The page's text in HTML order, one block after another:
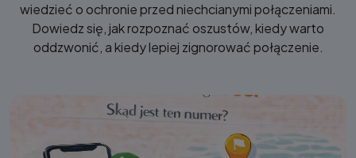
wiedzieć o ochronie przed niechcianymi połączeniami.
Dowiedz się, jak rozpoznać oszustów, kiedy warto
oddzwonić, a kiedy lepiej zignorować połączenie.